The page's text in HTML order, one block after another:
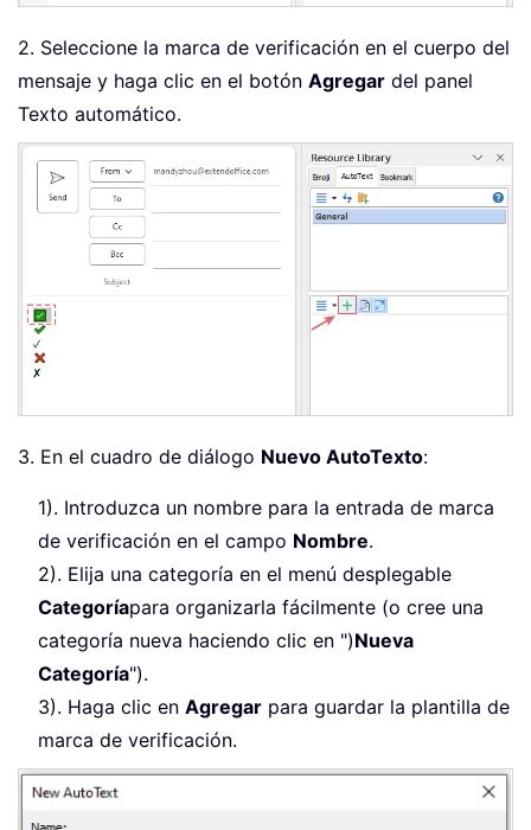
2. Seleccione la marca de verificación en el cuerpo del
mensaje y haga clic en el botón Agregar del panel
Texto automático.
3. En el cuadro de diálogo Nuevo AutoTexto:
1). Introduzca un nombre para la entrada de marca
de verificación en el campo Nombre.
2). Elija una categoría en el menú desplegable
Categoríapara organizarla fácilmente (o cree una
categoría nueva haciendo clic en ")Nueva
Categoría").
3). Haga clic en Agregar para guardar la plantilla de
marca de verificación.